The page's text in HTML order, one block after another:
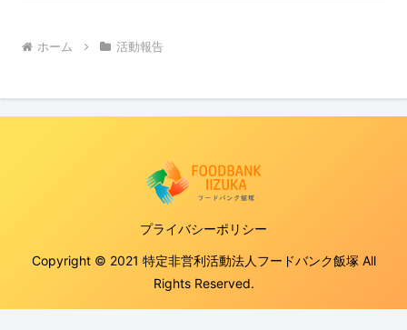
ホーム 活動報告
プライバシーポリシー
Copyright © 2021 特定非営利活動法人フードバンク飯塚 All
Rights Reserved.